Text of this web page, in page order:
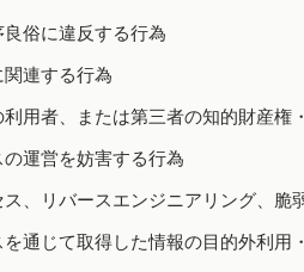
俗に違反する行為
連する行為
利用者、または第三者の知的財産権
運営を妨害する行為
、リバースエンジニアリング、脆
通じて取得した情報の目的外利用